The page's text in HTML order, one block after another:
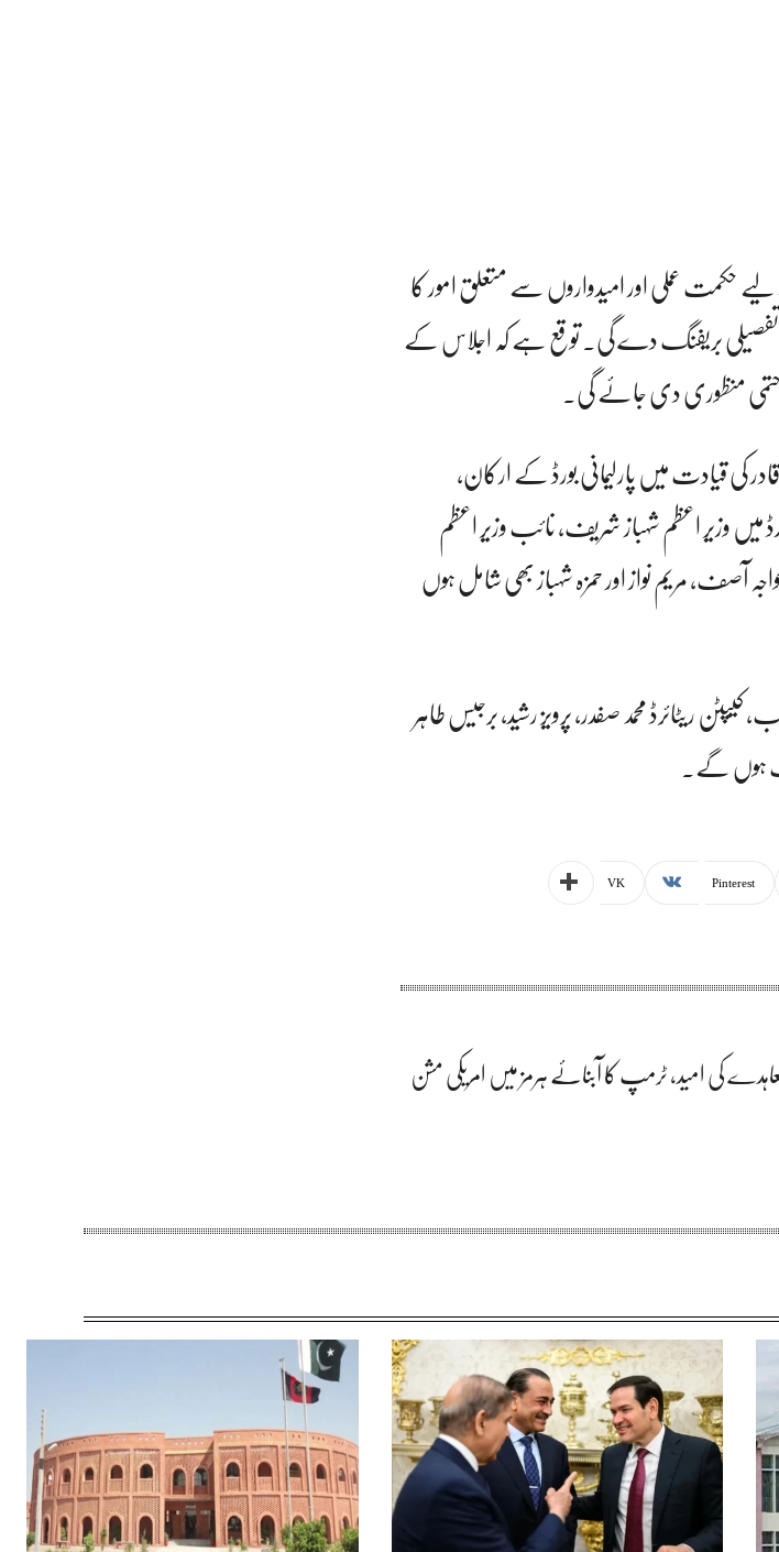
حکمت عملی اور امیدواروں سے متعلق امور کا
پر تفصیلی بریفنگ دے گی۔ توقع ہے کہ اجلاس کے
کی قیادت میں پارلیمانی بورڈ کے ارکان،
وزیر اعظم شہباز شریف، نائب وزیر اعظم
آصف، مریم نواز اور حمزہ شہباز بھی شامل ہوں
کیپٹن ریٹائرڈ محمد صفدر، پرویز رشید، برجیس طاہر
ہوں گے۔
Pinterest
VK
کی امید، ٹرمپ کا آبنائے ہرمز میں امریکی مشن